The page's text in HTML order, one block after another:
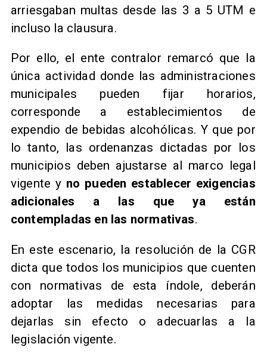
arriesgaban multas desde las 3 a 5 UTM e
incluso la clausura.
Por ello, el ente contralor remarcó que la
única actividad donde las administraciones
municipales pueden fijar horarios,
corresponde a establecimientos de
expendio de bebidas alcohólicas. Y que por
lo tanto, las ordenanzas dictadas por los
municipios deben ajustarse al marco legal
vigente y no pueden establecer exigencias
adicionales a las que ya están
contempladas en las normativas.
En este escenario, la resolución de la CGR
dicta que todos los municipios que cuenten
con normativas de esta índole, deberán
adoptar las medidas necesarias para
dejarlas sin efecto o adecuarlas a la
legislación vigente.